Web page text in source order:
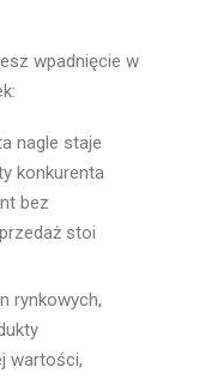
wpadnięcie w
nagle staje
konkurenta
bez
stoi
rynkowych,
wartości,